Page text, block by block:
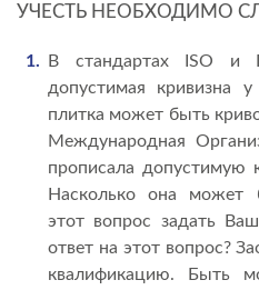
УЧЕСТЬ НЕОБХОДИМО
В стандартах ISO и
допустимая кривизна
плитка может быть
Международная
прописала допустимую
Насколько она может
этот вопрос задать
ответ на этот вопрос?
квалификацию. Быть